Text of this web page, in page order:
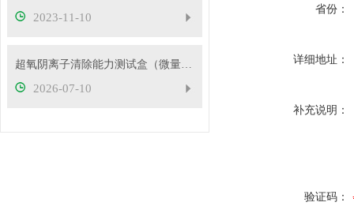
2023-11-10
超氧阴离子清除能力测试盒（微量法）检测原理
2026-07-10
省份：
详细地址：
补充说明：
验证码：